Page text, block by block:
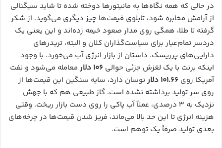
در حالی که همه نگاه‌ها به مانیتورها دوخته شده تا شاید سیگنالی
از آرامش مخابره شود، تابلوی قیمت‌ها چیز دیگری می‌گوید. از شکر
گرفته تا طلا، همگی روی مدار صعود خیمه زده‌اند و این یعنی یک
دردسر تمام‌عیار برای سیاست‌گذاران کلان و البته، تریدرهای
دارایی‌های پرریسک. داستان از بازار انرژی آب می‌خورد. با وجود
اینکه برنت با یک لغزش جزئی حوالی
معامله می‌شود و نفت
آمریکا روی ۱۰۱.۶۶ دلار
نوسان دارد، سایه سنگین این قیمت‌ها از
روی سر تولید برداشته نشده است. گاز طبیعی هم که با جهش
نزدیک به ۳ درصدی، عملاً آب پاکی را روی دست بازار ریخت. وقتی
هزینه انرژی تا این حد بالا می‌ماند، فریز شدن قیمت‌ها در چرخه‌های
بعدی تولید صرفاً یک توهم است.